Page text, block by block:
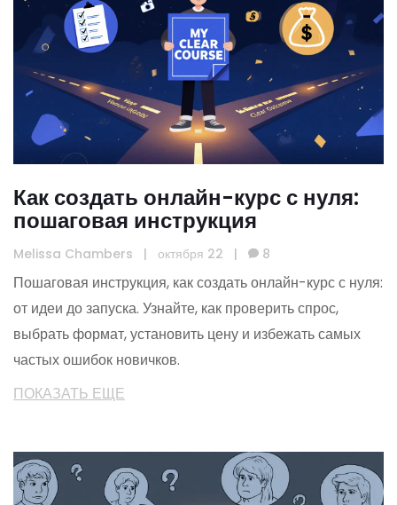
Как создать онлайн-курс с нуля:
пошаговая инструкция
Melissa Chambers | октября 22 | 8
Пошаговая инструкция, как создать онлайн-курс с нуля:
от идеи до запуска. Узнайте, как проверить спрос,
выбрать формат, установить цену и избежать самых
частых ошибок новичков.
ПОКАЗАТЬ ЕЩЕ